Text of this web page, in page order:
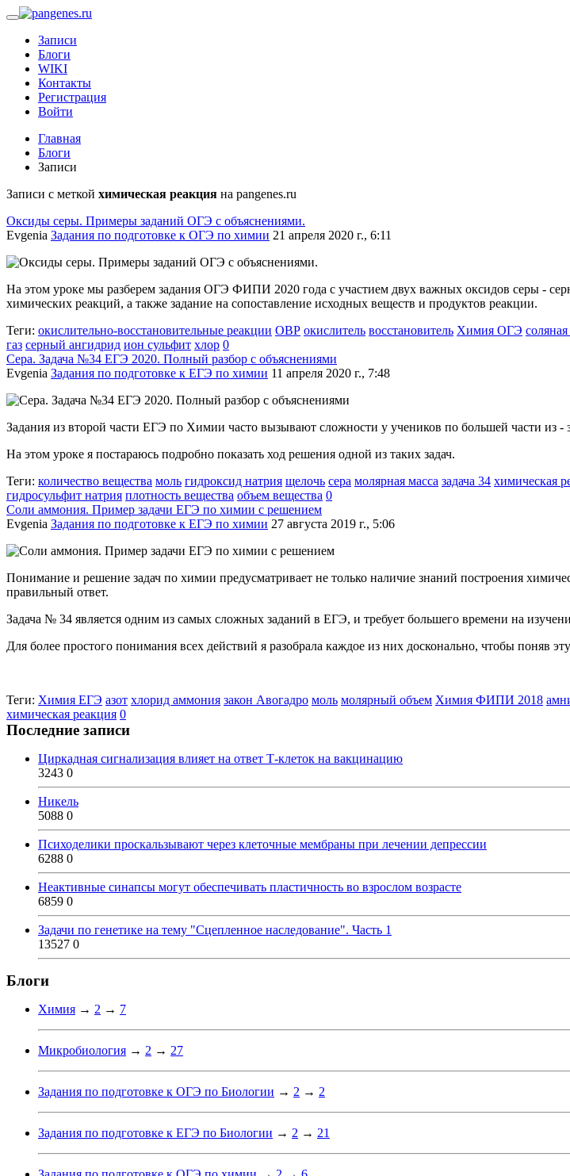
Записи
Блоги
WIKI
Контакты
Регистрация
Войти
Главная
Блоги
Записи
Записи с меткой химическая реакция на pangenes.ru
Оксиды серы. Примеры заданий ОГЭ с объяснениями.
Evgenia Задания по подготовке к ОГЭ по химии 21 апреля 2020 г., 6:11
На этом уроке мы разберем задания ОГЭ ФИПИ 2020 года с участием двух важных оксидов серы -
химических реакций, а также задание на сопоставление исходных веществ и продуктов реакции.
Теги: окислительно-восстановительные реакции ОВР окислитель восстановитель Химия ОГЭ
газ серный ангидрид ион сульфит хлор 0
Сера. Задача №34 ЕГЭ 2020. Полный разбор с объяснениями
Evgenia Задания по подготовке к ЕГЭ по химии 11 апреля 2020 г., 7:48
Задания из второй части ЕГЭ по Химии часто вызывают сложности у учеников по большей части из -
На этом уроке я постараюсь подробно показать ход решения одной из таких задач.
Теги: количество вещества моль гидроксид натрия щелочь сера молярная масса задача 34 химическая
гидросульфит натрия плотность вещества объем вещества 0
Соли аммония. Пример задачи ЕГЭ по химии с решением
Evgenia Задания по подготовке к ЕГЭ по химии 27 августа 2019 г., 5:06
Понимание и решение задач по химии предусматривает не только наличие знаний построения
правильный ответ.
Задача № 34 является одним из самых сложных заданий в ЕГЭ, и требует большего времени на
Для более простого понимания всех действий я разобрала каждое из них досконально, чтобы поняв
Теги: Химия ЕГЭ азот хлорид аммония закон Авогадро моль молярный объем Химия ФИПИ 2018
химическая реакция 0
Последние записи
Циркадная сигнализация влияет на ответ Т-клеток на вакцинацию
3243 0
Никель
5088 0
Психоделики проскальзывают через клеточные мембраны при лечении депрессии
6288 0
Неактивные синапсы могут обеспечивать пластичность во взрослом возрасте
6859 0
Задачи по генетике на тему "Сцепленное наследование". Часть 1
13527 0
Блоги
Химия → 2 → 7
Микробиология → 2 → 27
Задания по подготовке к ОГЭ по Биологии → 2 → 2
Задания по подготовке к ЕГЭ по Биологии → 2 → 21